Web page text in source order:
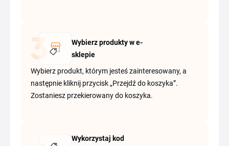
Wybierz produkty w e-
sklepie
Wybierz produkt, którym jesteś zainteresowany, a
następnie kliknij przycisk „Przejdź do koszyka”.
Zostaniesz przekierowany do koszyka.
Wykorzystaj kod